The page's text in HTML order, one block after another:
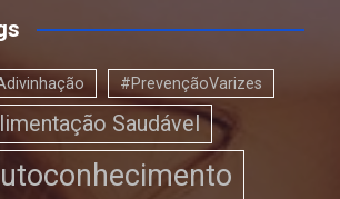
#PrevençãoVarizes
Saudável